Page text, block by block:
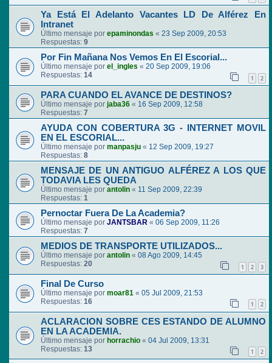
Ya Está El Adelanto Vacantes LD De Alférez En
Intranet
Último mensaje por epaminondas « 23 Sep 2009, 20:53
Respuestas: 9
Por Fin Mañana Nos Vemos En El Escorial...
Último mensaje por el_ingles « 20 Sep 2009, 19:06
Respuestas: 14 1 2
PARA CUANDO EL AVANCE DE DESTINOS?
Último mensaje por jaba36 « 16 Sep 2009, 12:58
Respuestas: 7
AYUDA CON COBERTURA 3G - INTERNET MOVIL
EN EL ESCORIAL...
Último mensaje por manpasju « 12 Sep 2009, 19:27
Respuestas: 8
MENSAJE DE UN ANTIGUO ALFÉREZ A LOS QUE
TODAVIA LES QUEDA
Último mensaje por antolin « 11 Sep 2009, 22:39
Respuestas: 1
Pernoctar Fuera De La Academia?
Último mensaje por JANTSBAR « 06 Sep 2009, 11:26
Respuestas: 7
MEDIOS DE TRANSPORTE UTILIZADOS...
Último mensaje por antolin « 08 Ago 2009, 14:45
Respuestas: 20 1 2 3
Final De Curso
Último mensaje por moar81 « 05 Jul 2009, 21:53
Respuestas: 16 1 2
ACLARACION SOBRE CES ESTANDO DE ALUMNO
EN LA ACADEMIA.
Último mensaje por horrachio « 04 Jul 2009, 13:31
Respuestas: 13 1 2